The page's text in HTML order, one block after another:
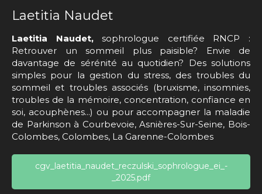
Laetitia Naudet
Laetitia Naudet,sophrologue certifiée RNCP :
Retrouver un sommeil plus paisible? Envie de
davantage de sérénité au quotidien? Des solutions
simples pour la gestion du stress, des troubles du
sommeil et troubles associés (bruxisme, insomnies,
troubles de la mémoire, concentration, confiance en
soi, acouphènes...) ou pour accompagner la maladie
de Parkinson à Courbevoie, Asnières-Sur-Seine, Bois-
Colombes, Colombes, La Garenne-Colombes
cgv_laetitia_naudet_reczulski_sophrologue_ei_-
_2025.pdf